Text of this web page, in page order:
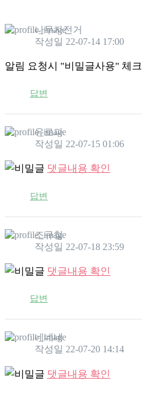
나무자전거
작성일 22-07-14 17:00
알림 요청시 "비밀글사용" 체
답변
유로파
작성일 22-07-15 01:06
댓글내용 확인
답변
조규철
작성일 22-07-18 23:59
댓글내용 확인
답변
네네네
작성일 22-07-20 14:14
댓글내용 확인